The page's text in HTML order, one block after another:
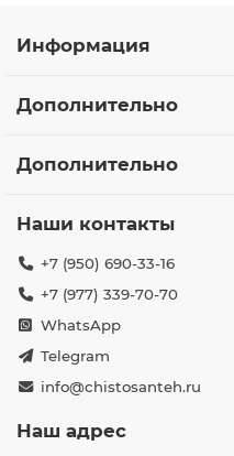
Информация
Дополнительно
Дополнительно
Наши контакты
+7 (950) 690-33-16
+7 (977) 339-70-70
WhatsApp
Telegram
info@chistosanteh.ru
Наш адрес